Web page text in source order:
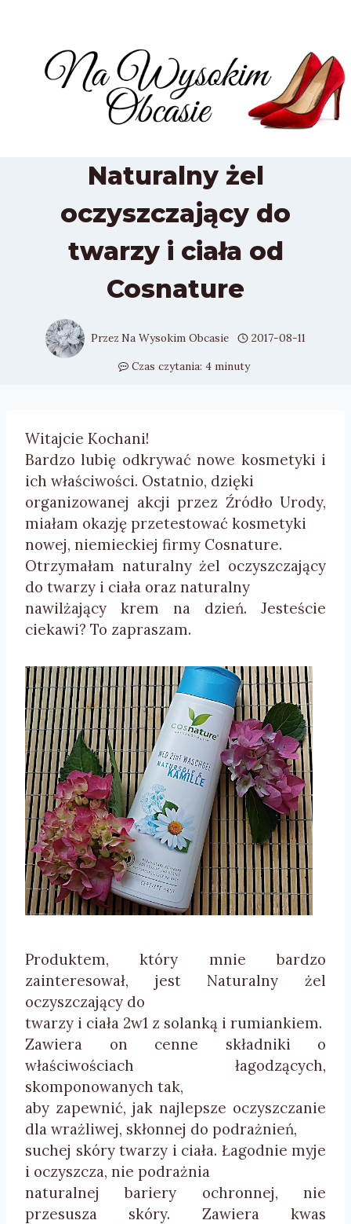
Naturalny żel
oczyszczający do
twarzy i ciała od
Cosnature
Przez Na Wysokim Obcasie
2017-08-11
Czas czytania: 4 minuty
Witajcie Kochani!
Bardzo lubię odkrywać nowe kosmetyki i
ich właściwości. Ostatnio, dzięki
organizowanej akcji przez Źródło Urody,
miałam okazję przetestować kosmetyki
nowej, niemieckiej firmy Cosnature.
Otrzymałam naturalny żel oczyszczający
do twarzy i ciała oraz naturalny
nawilżający krem na dzień. Jesteście
ciekawi? To zapraszam.
Produktem, który mnie bardzo
zainteresował, jest Naturalny żel
oczyszczający do
twarzy i ciała 2w1 z solanką i rumiankiem.
Zawiera on cenne składniki o
właściwościach łagodzących,
skomponowanych tak,
aby zapewnić, jak najlepsze oczyszczanie
dla wrażliwej, skłonnej do podrażnień,
suchej skóry twarzy i ciała. Łagodnie myje
i oczyszcza, nie podrażnia
naturalnej bariery ochronnej, nie
przesusza skóry. Zawiera kwas